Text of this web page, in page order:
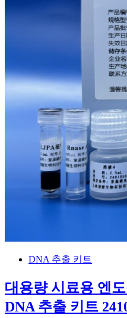
DNA 추출 키트
대용량 시료용 엔
DNA 추출 키트